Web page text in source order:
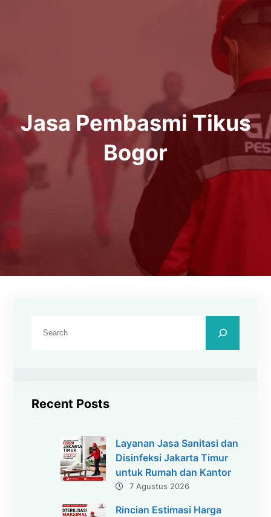
Jasa Pembasmi Tikus
Bogor
Recent Posts
Layanan Jasa Sanitasi dan
Disinfeksi Jakarta Timur
untuk Rumah dan Kantor
7 Agustus 2026
Rincian Estimasi Harga